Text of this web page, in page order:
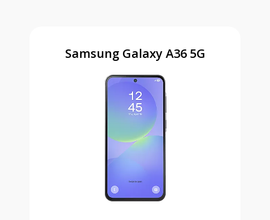
Samsung Galaxy A36 5G